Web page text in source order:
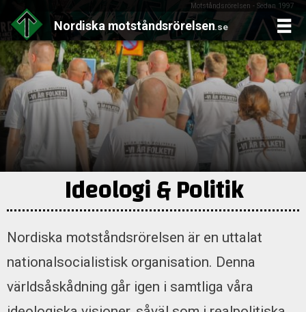
Motståndsrörelsen - Sedan 1997
Nordiska motståndsrörelsen.se
Skip
to
content
Ideologi & Politik
Nordiska motståndsrörelsen är en uttalat
nationalsocialistisk organisation. Denna
världsåskådning går igen i samtliga våra